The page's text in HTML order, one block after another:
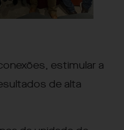
estimular a
de alta